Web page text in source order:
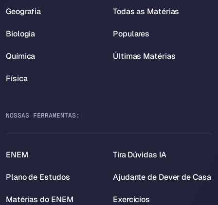
Geografia
Biologia
Química
Física
Todas as Matérias
Populares
Últimas Matérias
NOSSAS FERRAMENTAS:
ENEM
Plano de Estudos
Matérias do ENEM
Tira Dúvidas IA
Ajudante de Dever de Casa
Exercícios